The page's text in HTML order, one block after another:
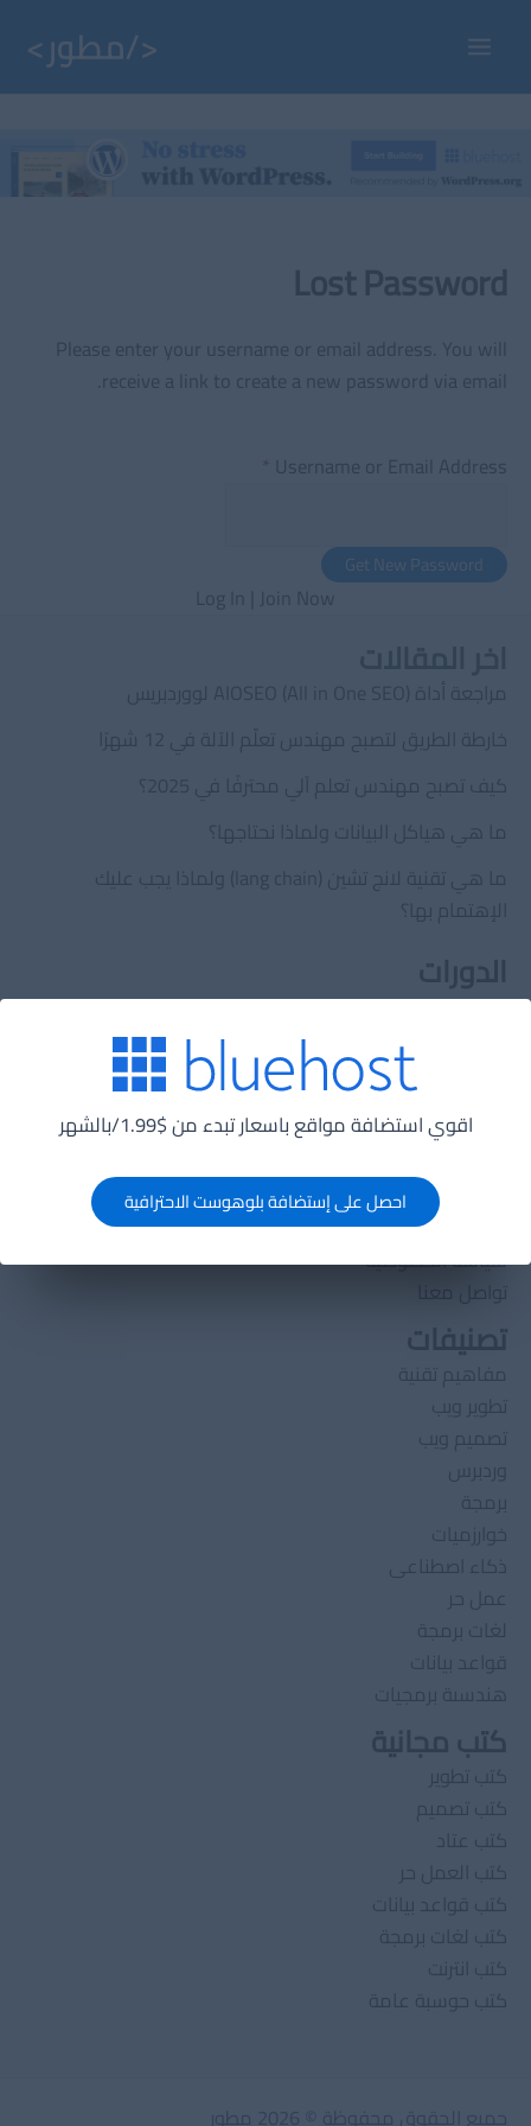
اقوي استضافة مواقع باسعار تبدء من $1.99/بالشهر
احصل على إستضافة بلوهوست الاحترافية
Main
Lost Password
Please enter your username or email address. You will
receive a link to create a new password via email.
Username or Email Address
*
Log In Join Now
مراجعة أداة AIOSEO (All in One SEO) لووردبريس
خارطة الطريق لتصبح مهندس تعلّم الآلة في 12 شهرًا
كيف تصبح مهندس تعلم آلي محترفًا في 2025؟
ما هي هياكل البيانات ولماذا نحتاجها؟
ما هي تقنية لانج تشين (lang chain) ولماذا يجب عليك
الإهتمام بها؟
الدورات
الدورات
تصميم قواعد بيانات
دورة تعلم PHP
روابط مهمة
سياسة الخصوصية
تواصل معنا
تصنيفات
مفاهيم تقنية
تطوير ويب
تصميم ويب
وردبرس
برمجة
خوارزميات
ذكاء اصطناعى
عمل حر
لغات برمجة
قواعد بيانات
هندسىة برمجيات
كتب مجانية
كتب تطوير
كتب تصميم
كتب عتاد
كتب العمل حر
كتب قواعد بيانات
كتب لغات برمجة
كتب انترنت
كتب حوسبة عامة